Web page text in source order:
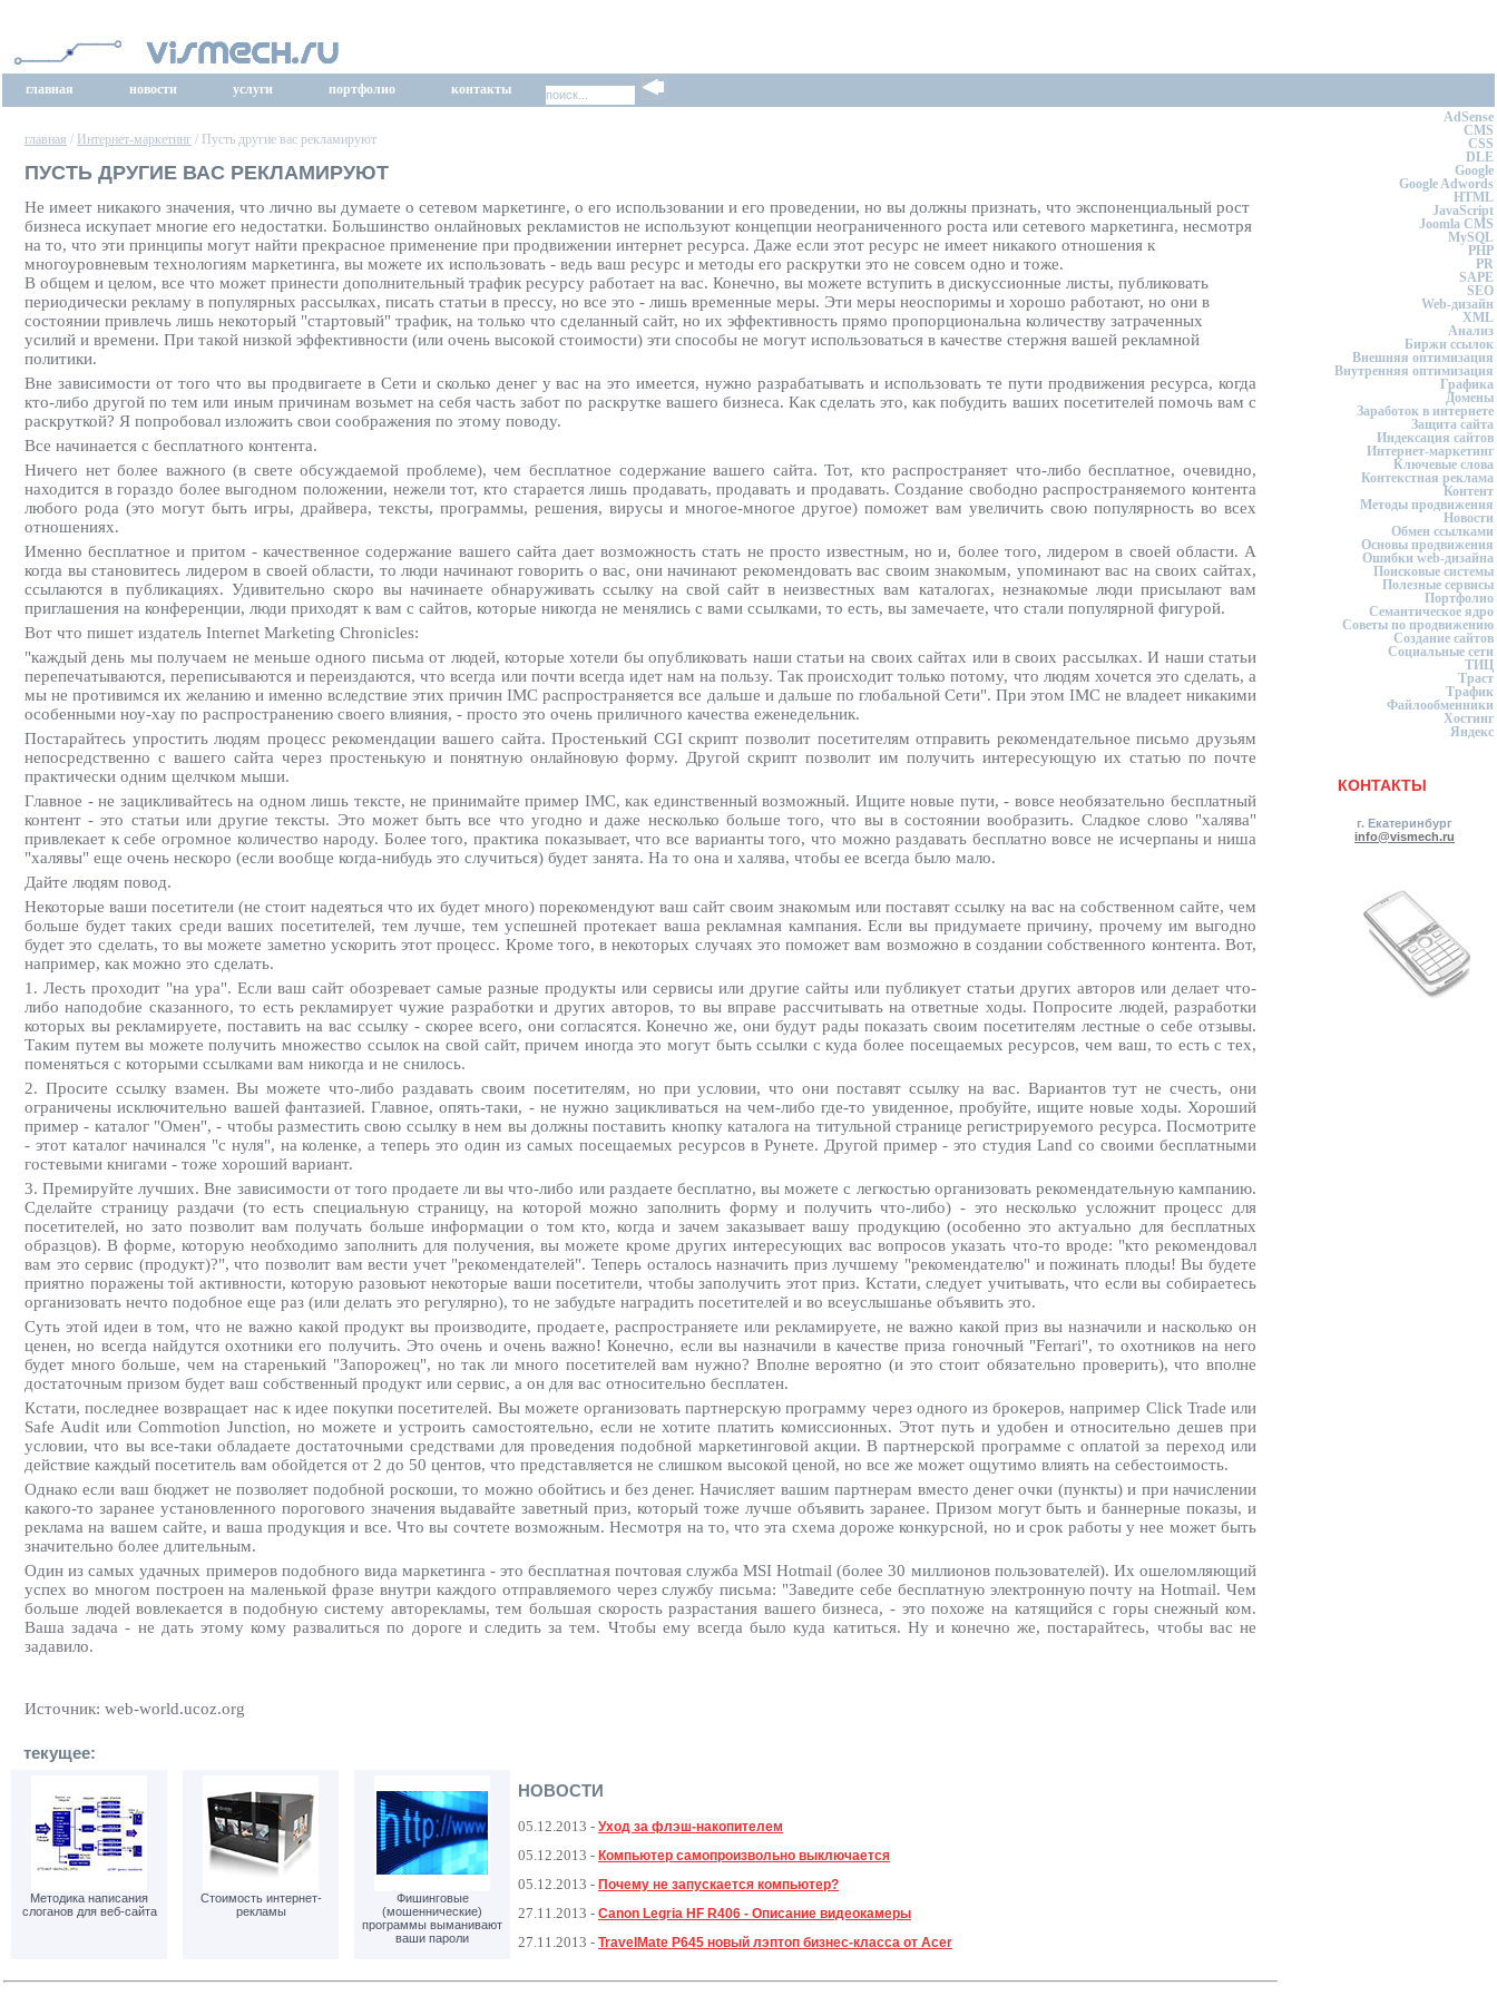
главная новости услуги портфолио контакты
главная / Интернет-маркетинг / Пусть другие вас рекламируют
ПУСТЬ ДРУГИЕ ВАС РЕКЛАМИРУЮТ
Не имеет никакого значения, что лично вы думаете о сетевом маркетинге, о его использовании и его проведении, но вы должны признать, что экспоненциальный рост
бизнеса искупает многие его недостатки. Большинство онлайновых рекламистов не используют концепции неограниченного роста или сетевого маркетинга, несмотря
на то, что эти принципы могут найти прекрасное применение при продвижении интернет ресурса. Даже если этот ресурс не имеет никакого отношения к
многоуровневым технологиям маркетинга, вы можете их использовать - ведь ваш ресурс и методы его раскрутки это не совсем одно и тоже.
В общем и целом, все что может принести дополнительный трафик ресурсу работает на вас. Конечно, вы можете вступить в дискуссионные листы, публиковать
периодически рекламу в популярных рассылках, писать статьи в прессу, но все это - лишь временные меры. Эти меры неоспоримы и хорошо работают, но они в
состоянии привлечь лишь некоторый "стартовый" трафик, на только что сделанный сайт, но их эффективность прямо пропорциональна количеству затраченных
усилий и времени. При такой низкой эффективности (или очень высокой стоимости) эти способы не могут использоваться в качестве стержня вашей рекламной
политики.
Вне зависимости от того что вы продвигаете в Сети и сколько денег у вас на это имеется, нужно разрабатывать и использовать те пути продвижения ресурса, когда
кто-либо другой по тем или иным причинам возьмет на себя часть забот по раскрутке вашего бизнеса. Как сделать это, как побудить ваших посетителей помочь вам с
раскруткой? Я попробовал изложить свои соображения по этому поводу.
Все начинается с бесплатного контента.
Ничего нет более важного (в свете обсуждаемой проблеме), чем бесплатное содержание вашего сайта. Тот, кто распространяет что-либо бесплатное, очевидно,
находится в гораздо более выгодном положении, нежели тот, кто старается лишь продавать, продавать и продавать. Создание свободно распространяемого контента
любого рода (это могут быть игры, драйвера, тексты, программы, решения, вирусы и многое-многое другое) поможет вам увеличить свою популярность во всех
отношениях.
Именно бесплатное и притом - качественное содержание вашего сайта дает возможность стать не просто известным, но и, более того, лидером в своей области. А
когда вы становитесь лидером в своей области, то люди начинают говорить о вас, они начинают рекомендовать вас своим знакомым, упоминают вас на своих сайтах,
ссылаются в публикациях. Удивительно скоро вы начинаете обнаруживать ссылку на свой сайт в неизвестных вам каталогах, незнакомые люди присылают вам
приглашения на конференции, люди приходят к вам с сайтов, которые никогда не менялись с вами ссылками, то есть, вы замечаете, что стали популярной фигурой.
Вот что пишет издатель Internet Marketing Chronicles:
"каждый день мы получаем не меньше одного письма от людей, которые хотели бы опубликовать наши статьи на своих сайтах или в своих рассылках. И наши статьи
перепечатываются, переписываются и переиздаются, что всегда или почти всегда идет нам на пользу. Так происходит только потому, что людям хочется это сделать, а
мы не противимся их желанию и именно вследствие этих причин IMC распространяется все дальше и дальше по глобальной Сети". При этом IMC не владеет никакими
особенными ноу-хау по распространению своего влияния, - просто это очень приличного качества еженедельник.
Постарайтесь упростить людям процесс рекомендации вашего сайта. Простенький CGI скрипт позволит посетителям отправить рекомендательное письмо друзьям
непосредственно с вашего сайта через простенькую и понятную онлайновую форму. Другой скрипт позволит им получить интересующую их статью по почте
практически одним щелчком мыши.
Главное - не зацикливайтесь на одном лишь тексте, не принимайте пример IMC, как единственный возможный. Ищите новые пути, - вовсе необязательно бесплатный
контент - это статьи или другие тексты. Это может быть все что угодно и даже несколько больше того, что вы в состоянии вообразить. Сладкое слово "халява"
привлекает к себе огромное количество народу. Более того, практика показывает, что все варианты того, что можно раздавать бесплатно вовсе не исчерпаны и ниша
"халявы" еще очень нескоро (если вообще когда-нибудь это случиться) будет занята. На то она и халява, чтобы ее всегда было мало.
Дайте людям повод.
Некоторые ваши посетители (не стоит надеяться что их будет много) порекомендуют ваш сайт своим знакомым или поставят ссылку на вас на собственном сайте, чем
больше будет таких среди ваших посетителей, тем лучше, тем успешней протекает ваша рекламная кампания. Если вы придумаете причину, прочему им выгодно
будет это сделать, то вы можете заметно ускорить этот процесс. Кроме того, в некоторых случаях это поможет вам возможно в создании собственного контента. Вот,
например, как можно это сделать.
1. Лесть проходит "на ура". Если ваш сайт обозревает самые разные продукты или сервисы или другие сайты или публикует статьи других авторов или делает что-
либо наподобие сказанного, то есть рекламирует чужие разработки и других авторов, то вы вправе рассчитывать на ответные ходы. Попросите людей, разработки
которых вы рекламируете, поставить на вас ссылку - скорее всего, они согласятся. Конечно же, они будут рады показать своим посетителям лестные о себе отзывы.
Таким путем вы можете получить множество ссылок на свой сайт, причем иногда это могут быть ссылки с куда более посещаемых ресурсов, чем ваш, то есть с тех,
поменяться с которыми ссылками вам никогда и не снилось.
2. Просите ссылку взамен. Вы можете что-либо раздавать своим посетителям, но при условии, что они поставят ссылку на вас. Вариантов тут не счесть, они
ограничены исключительно вашей фантазией. Главное, опять-таки, - не нужно зацикливаться на чем-либо где-то увиденное, пробуйте, ищите новые ходы. Хороший
пример - каталог "Омен", - чтобы разместить свою ссылку в нем вы должны поставить кнопку каталога на титульной странице регистрируемого ресурса. Посмотрите
- этот каталог начинался "с нуля", на коленке, а теперь это один из самых посещаемых ресурсов в Рунете. Другой пример - это студия Land со своими бесплатными
гостевыми книгами - тоже хороший вариант.
3. Премируйте лучших. Вне зависимости от того продаете ли вы что-либо или раздаете бесплатно, вы можете с легкостью организовать рекомендательную кампанию.
Сделайте страницу раздачи (то есть специальную страницу, на которой можно заполнить форму и получить что-либо) - это несколько усложнит процесс для
посетителей, но зато позволит вам получать больше информации о том кто, когда и зачем заказывает вашу продукцию (особенно это актуально для бесплатных
образцов). В форме, которую необходимо заполнить для получения, вы можете кроме других интересующих вас вопросов указать что-то вроде: "кто рекомендовал
вам это сервис (продукт)?", что позволит вам вести учет "рекомендателей". Теперь осталось назначить приз лучшему "рекомендателю" и пожинать плоды! Вы будете
приятно поражены той активности, которую разовьют некоторые ваши посетители, чтобы заполучить этот приз. Кстати, следует учитывать, что если вы собираетесь
организовать нечто подобное еще раз (или делать это регулярно), то не забудьте наградить посетителей и во всеуслышанье объявить это.
Суть этой идеи в том, что не важно какой продукт вы производите, продаете, распространяете или рекламируете, не важно какой приз вы назначили и насколько он
ценен, но всегда найдутся охотники его получить. Это очень и очень важно! Конечно, если вы назначили в качестве приза гоночный "Ferrari", то охотников на него
будет много больше, чем на старенький "Запорожец", но так ли много посетителей вам нужно? Вполне вероятно (и это стоит обязательно проверить), что вполне
достаточным призом будет ваш собственный продукт или сервис, а он для вас относительно бесплатен.
Кстати, последнее возвращает нас к идее покупки посетителей. Вы можете организовать партнерскую программу через одного из брокеров, например Click Trade или
Safe Audit или Commotion Junction, но можете и устроить самостоятельно, если не хотите платить комиссионных. Этот путь и удобен и относительно дешев при
условии, что вы все-таки обладаете достаточными средствами для проведения подобной маркетинговой акции. В партнерской программе с оплатой за переход или
действие каждый посетитель вам обойдется от 2 до 50 центов, что представляется не слишком высокой ценой, но все же может ощутимо влиять на себестоимость.
Однако если ваш бюджет не позволяет подобной роскоши, то можно обойтись и без денег. Начисляет вашим партнерам вместо денег очки (пункты) и при начислении
какого-то заранее установленного порогового значения выдавайте заветный приз, который тоже лучше объявить заранее. Призом могут быть и баннерные показы, и
реклама на вашем сайте, и ваша продукция и все. Что вы сочтете возможным. Несмотря на то, что эта схема дороже конкурсной, но и срок работы у нее может быть
значительно более длительным.
Один из самых удачных примеров подобного вида маркетинга - это бесплатная почтовая служба MSI Hotmail (более 30 миллионов пользователей). Их ошеломляющий
успех во многом построен на маленькой фразе внутри каждого отправляемого через службу письма: "Заведите себе бесплатную электронную почту на Hotmail. Чем
больше людей вовлекается в подобную систему авторекламы, тем большая скорость разрастания вашего бизнеса, - это похоже на катящийся с горы снежный ком.
Ваша задача - не дать этому кому развалиться по дороге и следить за тем. Чтобы ему всегда было куда катиться. Ну и конечно же, постарайтесь, чтобы вас не
задавило.
Источник: web-world.ucoz.org
AdSense
CMS
CSS
DLE
Google
Google Adwords
HTML
JavaScript
Joomla CMS
MySQL
PHP
PR
SAPE
SEO
Web-дизайн
XML
Анализ
Биржи ссылок
Внешняя оптимизация
Внутренняя оптимизация
Графика
Домены
Заработок в интернете
Защита сайта
Индексация сайтов
Интернет-маркетинг
Ключевые слова
Контекстная реклама
Контент
Методы продвижения
Новости
Обмен ссылками
Основы продвижения
Ошибки web-дизайна
Поисковые системы
Полезные сервисы
Портфолио
Семантическое ядро
Советы по продвижению
Создание сайтов
Социальные сети
ТИЦ
Траст
Трафик
Файлообменники
Хостинг
Яндекс
КОНТАКТЫ
г. Екатеринбург
info@vismech.ru
текущее:
Методика написания
слоганов для веб-сайта
Стоимость интернет-
рекламы
Фишинговые
(мошеннические)
программы выманивают
ваши пароли
НОВОСТИ
05.12.2013 - Уход за флэш-накопителем
05.12.2013 - Компьютер самопроизвольно выключается
05.12.2013 - Почему не запускается компьютер?
27.11.2013 - Canon Legria HF R406 - Описание видеокамеры
27.11.2013 - TravelMate P645 новый лэптоп бизнес-класса от Acer